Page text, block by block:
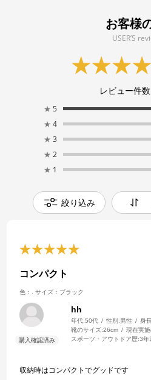
お客様
USER’S
レビュー件数
★ 5
★ 4
★ 3
★ 2
★ 1
絞り込み
コンパクト
色：. サイズ：ブラック
hh
年代:50代 性別:男性 身
靴のサイズ:26cm 現在実
スポーツ・アウトドア歴:3年
収納時はコンパクトでグッドです